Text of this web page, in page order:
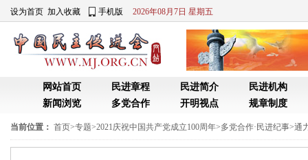
设为首页 加入收藏 手机版 2026年08月7日 星期五
网站首页 民进章程 民进简介
民进机构
新闻浏览
多党合作 开明视点 规章制度
当前位置： 首页>专题>2021庆祝中国共产党成立100周年>多党合作·民进纪事>通